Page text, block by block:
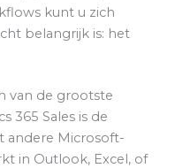
kunt u zich
belangrijk is: het
van de grootste
365 Sales is de
andere Microsoft-
in Outlook, Excel, of